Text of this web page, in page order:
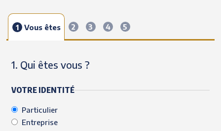
1 Vous êtes 2 3 4 5
1. Qui êtes vous ?
VOTRE IDENTITÉ
Particulier
Entreprise